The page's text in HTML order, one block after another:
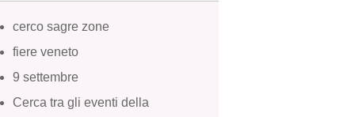
cerco sagre zone
fiere veneto
9 settembre
Cerca tra gli eventi della